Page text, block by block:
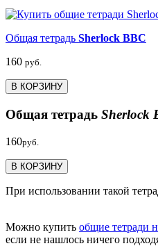
Общая тетрадь Sherlock BBC
160 руб.
В КОРЗИНУ
Общая тетрадь Sherlock
160руб.
В КОРЗИНУ
При использовании такой
Можно купить общие тетради
если не нашлось ничего